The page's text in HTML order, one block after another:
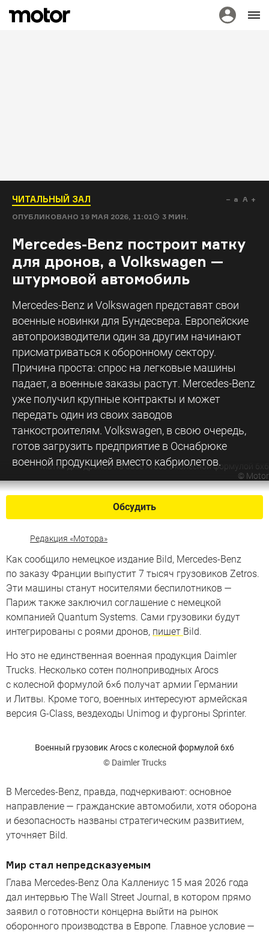
ЧИТАЛЬНЫЙ ЗАЛ
ОПУБЛИКОВАНО 19 МАЯ 2026, 11:01 3 МИН.
a A
Mercedes-Benz построит матку
для дронов, а Volkswagen —
штурмовой автомобиль
Mercedes-Benz и Volkswagen представят свои
военные новинки для Бундесвера. Европейские
автопроизводители один за другим начинают
присматриваться к оборонному сектору.
Причина проста: спрос на легковые машины
падает, а военные заказы растут. Mercedes-Benz
уже получил крупные контракты и может
передать один из своих заводов
танкостроителям. Volkswagen, в свою очередь,
готов загрузить предприятие в Оснабрюке
военной продукцией вместо кабриолетов.
Матка для дронов на базе Arocs с колесной формулой 6х6
© Motor
Обсудить
Редакция «Мотора»
Как сообщило немецкое издание Bild, Mercedes-Benz
по заказу Франции выпустит 7 тысяч грузовиков Zetros.
Эти машины станут носителями беспилотников —
Париж также заключил соглашение с немецкой
компанией Quantum Systems. Сами грузовики будут
интегрированы с роями дронов, пишет Bild.
Но это не единственная военная продукция Daimler
Trucks. Несколько сотен полноприводных Arocs
с колесной формулой 6×6 получат армии Германии
и Литвы. Кроме того, военных интересуют армейская
версия G-Class, вездеходы Unimog и фургоны Sprinter.
Военный грузовик Arocs с колесной формулой 6х6
© Daimler Trucks
В Mercedes-Benz, правда, подчеркивают: основное
направление — гражданские автомобили, хотя оборона
и безопасность названы стратегическим развитием,
уточняет Bild.
Мир стал непредсказуемым
Глава Mercedes-Benz Ола Каллениус 15 мая 2026 года
дал интервью The Wall Street Journal, в котором прямо
заявил о готовности концерна выйти на рынок
оборонного производства в Европе. Главное условие —